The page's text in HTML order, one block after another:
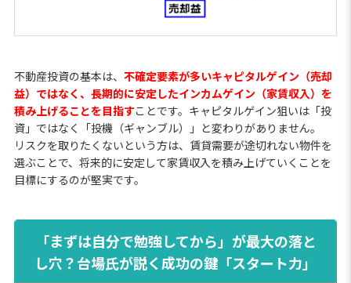
不動産投資の基本は、 不確定要素が多いキャピタルゲイン（売却
益）ではなく、長期的に安定したインカムゲイン（家賃収入）を
積み上げることを目指すことです。キャピタルゲイン狙いは「投
資」ではなく「投機（ギャンブル）」と変わりがありません。
リスクを取りたくないという方は、賃貸需要が途切れない物件を
選ぶことで、将来的に安定して家賃収入を積み上げていくことを
目標にするのが堅実です。
「まずは自分で勉強してから」が最大の落と
し穴？台場氏が説く成功の鍵「スタート力」